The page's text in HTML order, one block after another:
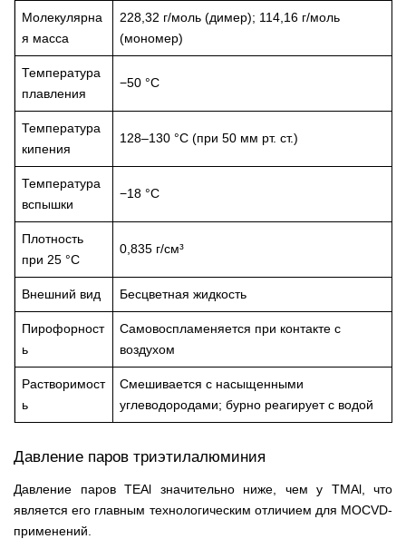
Молекулярна
я масса
228,32 г/моль (димер); 114,16 г/моль
(мономер)
Температура
плавления
−50 °C
Температура
кипения
128–130 °C (при 50 мм рт. ст.)
Температура
вспышки
−18 °C
Плотность
при 25 °C
0,835 г/см³
Внешний вид Бесцветная жидкость
Пирофорност
ь
Самовоспламеняется при контакте с
воздухом
Растворимост
ь
Смешивается с насыщенными
углеводородами; бурно реагирует с водой
Давление паров триэтилалюминия
Давление паров TEAl значительно ниже, чем у TMAl, что
является его главным технологическим отличием для MOCVD-
применений.